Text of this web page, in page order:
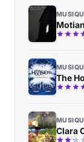
The
Clara